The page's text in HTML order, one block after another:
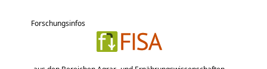
Forschungsinfos